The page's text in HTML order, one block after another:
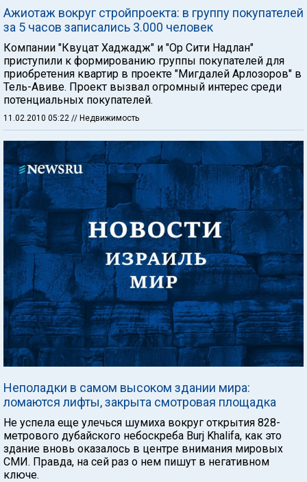
Ажиотаж вокруг стройпроекта: в группу покупателей
за 5 часов записались 3.000 человек
Компании "Квуцат Хаджадж" и "Ор Сити Надлан"
приступили к формированию группы покупателей для
приобретения квартир в проекте "Мигдалей Арлозоров" в
Тель-Авиве. Проект вызвал огромный интерес среди
потенциальных покупателей.
11.02.2010 05:22 // Недвижимость
Неполадки в самом высоком здании мира:
ломаются лифты, закрыта смотровая площадка
Не успела еще улечься шумиха вокруг открытия 828-
метрового дубайского небоскреба Burj Khalifa, как это
здание вновь оказалось в центре внимания мировых
СМИ. Правда, на сей раз о нем пишут в негативном
ключе.